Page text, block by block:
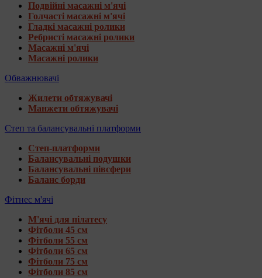
Подвійні масажні м'ячі
Голчасті масажні м'ячі
Гладкі масажні ролики
Ребристі масажні ролики
Масажні м'ячі
Масажні ролики
Обважнювачі
Жилети обтяжувачі
Манжети обтяжувачі
Степ та балансувальні платформи
Степ-платформи
Балансувальні подушки
Балансувальні півсфери
Баланс борди
Фітнес м'ячі
М'ячі для пілатесу
Фітболи 45 см
Фітболи 55 см
Фітболи 65 см
Фітболи 75 см
Фітболи 85 см